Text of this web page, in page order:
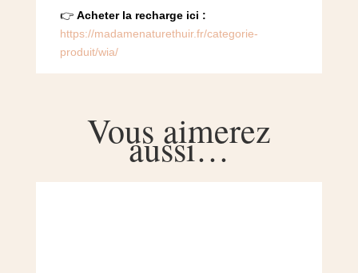
👉 Acheter la recharge ici :
https://madamenaturethuir.fr/categorie-
produit/wia/
Vous aimerez
aussi…